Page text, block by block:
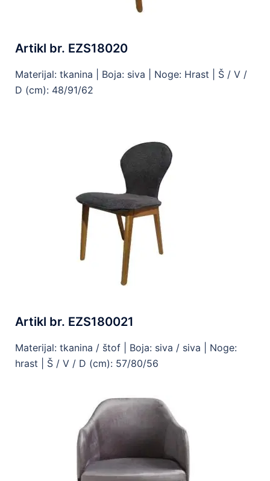
Artikl br. EZS18020
Materijal: tkanina | Boja: siva | Noge: Hrast | Š / V /
D (cm): 48/91/62
Artikl br. EZS180021
Materijal: tkanina / štof | Boja: siva / siva | Noge:
hrast | Š / V / D (cm): 57/80/56